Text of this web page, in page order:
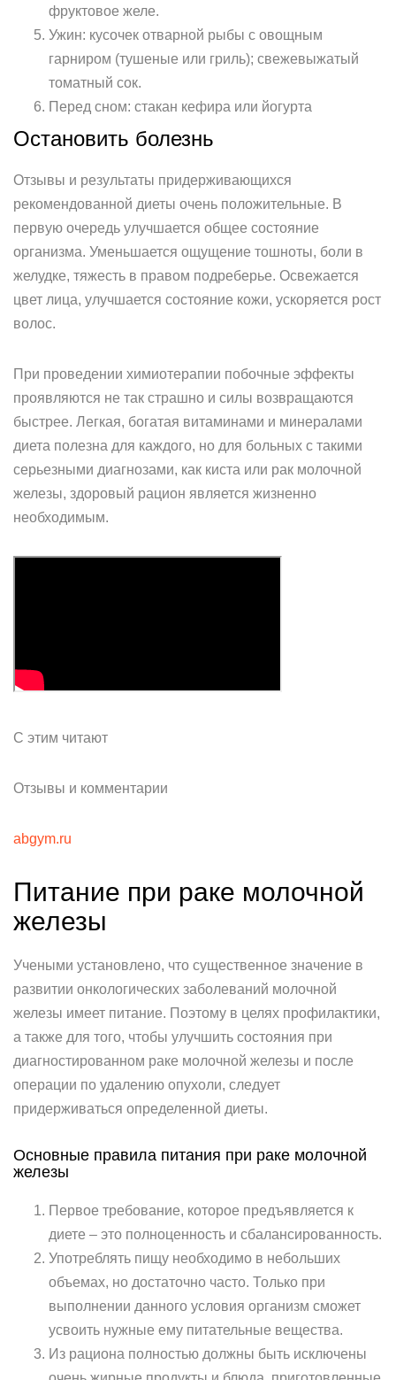
фруктовое желе.
Ужин: кусочек отварной рыбы с овощным
гарниром (тушеные или гриль); свежевыжатый
томатный сок.
Перед сном: стакан кефира или йогурта
Остановить болезнь
Отзывы и результаты придерживающихся
рекомендованной диеты очень положительные. В
первую очередь улучшается общее состояние
организма. Уменьшается ощущение тошноты, боли в
желудке, тяжесть в правом подреберье. Освежается
цвет лица, улучшается состояние кожи, ускоряется рост
волос.
При проведении химиотерапии побочные эффекты
проявляются не так страшно и силы возвращаются
быстрее. Легкая, богатая витаминами и минералами
диета полезна для каждого, но для больных с такими
серьезными диагнозами, как киста или рак молочной
железы, здоровый рацион является жизненно
необходимым.
С этим читают
Отзывы и комментарии
abgym.ru
Питание при раке молочной
железы
Учеными установлено, что существенное значение в
развитии онкологических заболеваний молочной
железы имеет питание. Поэтому в целях профилактики,
а также для того, чтобы улучшить состояния при
диагностированном раке молочной железы и после
операции по удалению опухоли, следует
придерживаться определенной диеты.
Основные правила питания при раке молочной
железы
Первое требование, которое предъявляется к
диете – это полноценность и сбалансированность.
Употреблять пищу необходимо в небольших
объемах, но достаточно часто. Только при
выполнении данного условия организм сможет
усвоить нужные ему питательные вещества.
Из рациона полностью должны быть исключены